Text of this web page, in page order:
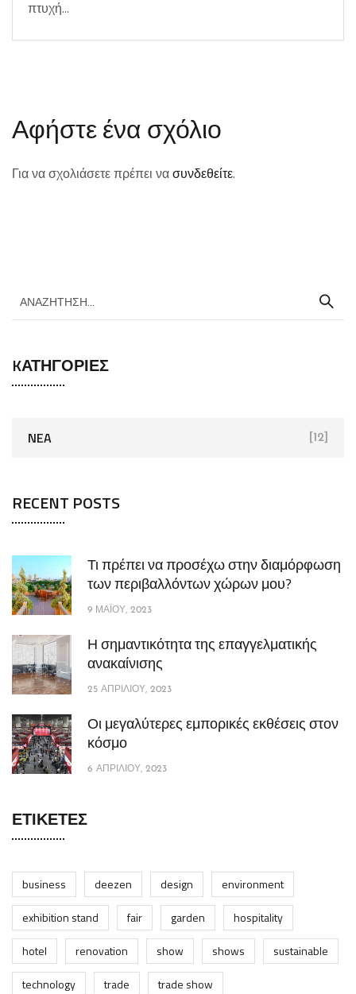
πτυχή...
Αφήστε ένα σχόλιο
Για να σχολιάσετε πρέπει να συνδεθείτε.
KΑΤΗΓΟΡΊΕΣ
NEA [12]
RECENT POSTS
Τι πρέπει να προσέχω στην διαμόρφωση
των περιβαλλόντων χώρων μου?
9 ΜΑΪ́ΟΥ, 2023
Η σημαντικότητα της επαγγελματικής
ανακαίνισης
25 ΑΠΡΙΛΊΟΥ, 2023
Οι μεγαλύτερες εμπορικές εκθέσεις στον
κόσμο
6 ΑΠΡΙΛΊΟΥ, 2023
ΕΤΙΚΈΤΕΣ
business deezen design
environment
exhibition stand
fair garden
hospitality
hotel
renovation show shows
sustainable
technology
trade
trade show